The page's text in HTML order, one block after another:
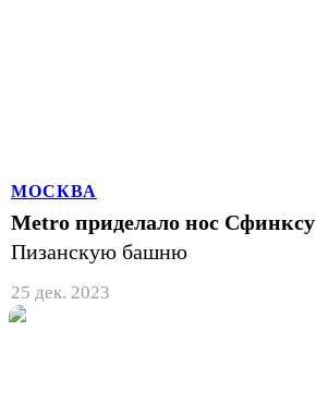
МОСКВА
Metro приделало нос Сфинксу
Пизанскую башню
25 дек. 2023